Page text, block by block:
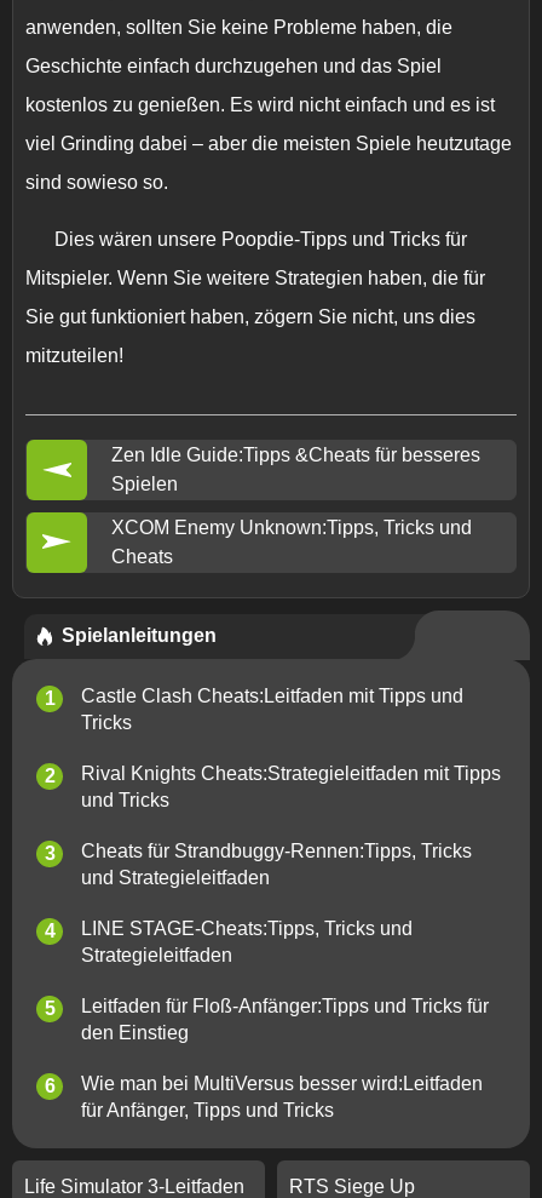
anwenden, sollten Sie keine Probleme haben, die
Geschichte einfach durchzugehen und das Spiel
kostenlos zu genießen. Es wird nicht einfach und es ist
viel Grinding dabei – aber die meisten Spiele heutzutage
sind sowieso so.
Dies wären unsere Poopdie-Tipps und Tricks für
Mitspieler. Wenn Sie weitere Strategien haben, die für
Sie gut funktioniert haben, zögern Sie nicht, uns dies
mitzuteilen!
Zen Idle Guide:Tipps &Cheats für besseres
Spielen
XCOM Enemy Unknown:Tipps, Tricks und
Cheats
Spielanleitungen
Castle Clash Cheats:Leitfaden mit Tipps und
Tricks
Rival Knights Cheats:Strategieleitfaden mit Tipps
und Tricks
Cheats für Strandbuggy-Rennen:Tipps, Tricks
und Strategieleitfaden
LINE STAGE-Cheats:Tipps, Tricks und
Strategieleitfaden
Leitfaden für Floß-Anfänger:Tipps und Tricks für
den Einstieg
Wie man bei MultiVersus besser wird:Leitfaden
für Anfänger, Tipps und Tricks
Life Simulator 3-Leitfaden
RTS Siege Up